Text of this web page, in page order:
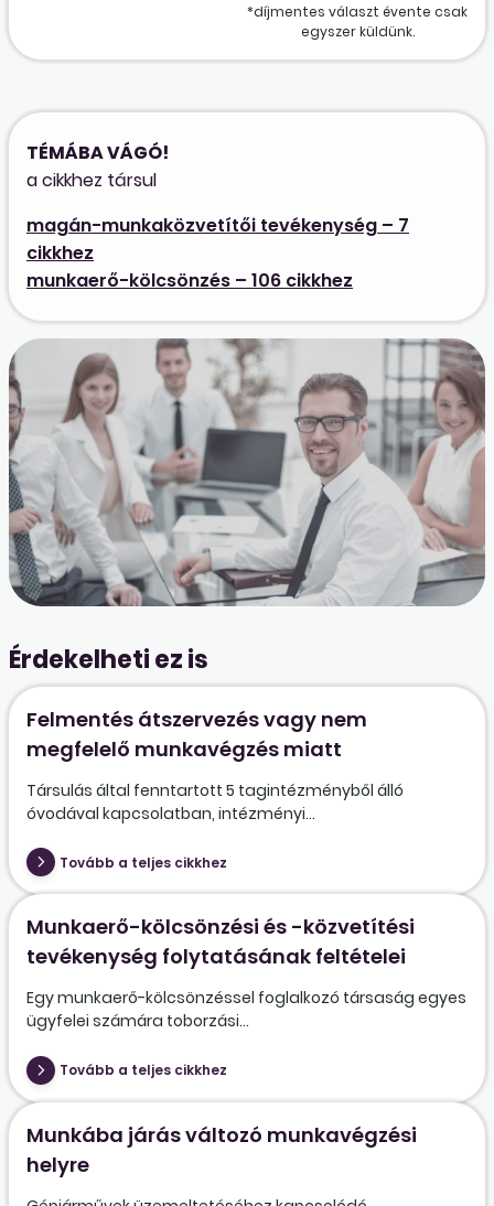
*díjmentes választ évente csak
egyszer küldünk.
TÉMÁBA VÁGÓ!
a cikkhez társul
magán-munkaközvetítői tevékenység – 7
cikkhez
munkaerő-kölcsönzés – 106 cikkhez
Érdekelheti ez is
Felmentés átszervezés vagy nem
megfelelő munkavégzés miatt
Társulás által fenntartott 5 tagintézményből álló
óvodával kapcsolatban, intézményi...
Tovább a teljes cikkhez
Munkaerő-kölcsönzési és -közvetítési
tevékenység folytatásának feltételei
Egy munkaerő-kölcsönzéssel foglalkozó társaság egyes
ügyfelei számára toborzási...
Tovább a teljes cikkhez
Munkába járás változó munkavégzési
helyre